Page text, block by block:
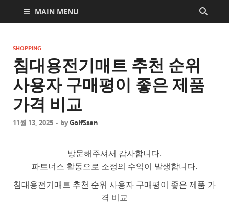
MAIN MENU
SHOPPING
침대용전기매트 추천 순위
사용자 구매평이 좋은 제품
가격 비교
11월 13, 2025 - byGolfSsan
방문해주셔서 감사합니다.
파트너스 활동으로 소정의 수익이 발생합니다.
침대용전기매트 추천 순위 사용자 구매평이 좋은 제품 가
격 비교